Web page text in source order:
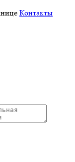
Контакты